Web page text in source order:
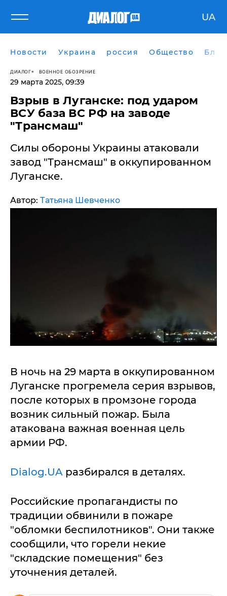
UA
Новости Украина россия Общество
ДИАЛОГ ВОЕННОЕ ОБОЗРЕНИЕ
29 марта 2025, 09:39
​Взрыв в Луганске: под ударом
ВСУ база ВС РФ на заводе
"Трансмаш"
Силы обороны Украины атаковали
завод "Трансмаш" в оккупированном
Луганске.
Автор: Татьяна Шевченко
В ночь на 29 марта в оккупированном
Луганске прогремела серия взрывов,
после которых в промзоне города
возник сильный пожар. Была
атакована важная военная цель
армии РФ.
Dialog.UA разбирался в деталях.
Российские пропагандисты по
традиции обвинили в пожаре
"обломки беспилотников". Они также
сообщили, что горели некие
"складские помещения" без
уточнения деталей.